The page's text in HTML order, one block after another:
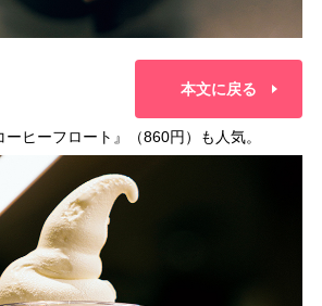
本文に戻る
ヒーフロート』（860円）も人気。